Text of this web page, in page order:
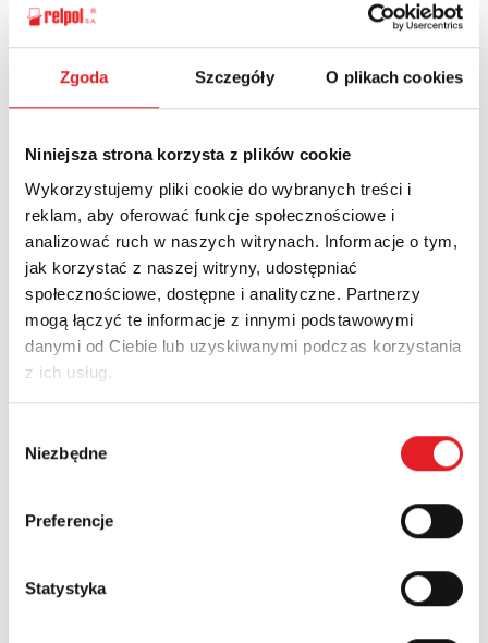
Zgoda Szczegóły O plikach cookies
Niniejsza strona korzysta z plików cookie
Wykorzystujemy pliki cookie do wybranych treści i
reklam, aby oferować funkcje społecznościowe i
analizować ruch w naszych witrynach. Informacje o tym,
jak korzystać z naszej witryny, udostępniać
społecznościowe, dostępne i analityczne. Partnerzy
mogą łączyć te informacje z innymi podstawowymi
danymi od Ciebie lub uzyskiwanymi podczas korzystania
z ich usług.
zgody
Niezbędne
Preferencje
Statystyka
sposób informuje o stanie przekaźnika, a także niezależne LEDY
informujące stanie wejść i wyjść. Do przekaźnika oferujemy
darmowy program PC NEED.
Przekaźnik może być sterowany napięciem 230 V AC, oraz
napięciem DC: 12V, 24V, 220V.
Ask for the details of the offer
Name: *
Company: